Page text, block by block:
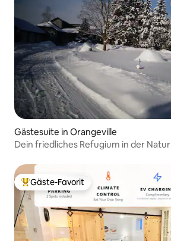
Gästesuite in Orangeville
Dein friedliches Refugium in der Natur
Beliebter Gäste-Favorit.
Gäste-Favorit